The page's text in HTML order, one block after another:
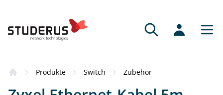
Produkte Switch Zubehör
Das Produkt hat Sie überzeugt? Dann